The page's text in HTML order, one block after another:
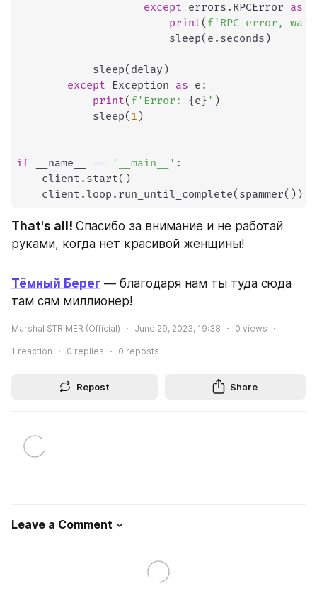
except errors . RPCError as
print( f'RPC error,
                        sleep
( e . seconds )
            sleep
( delay )
except Exception as e :
print( f'Error: { e } ' )
            sleep
( 1 )
if __name__ == '__main__' :
    client
. start( )
    client
. loop . run_until_complete( spammer( ) )
That's all! Спасибо за внимание и не работай
руками, когда нет красивой женщины!
Тёмный Берег — благодаря нам ты туда сюда
там сям миллионер!
Marshal STRIMER (Official) June 29, 2023, 19:38 0 views
1 reaction 0 replies 0 reposts
Repost Share
Leave a Comment